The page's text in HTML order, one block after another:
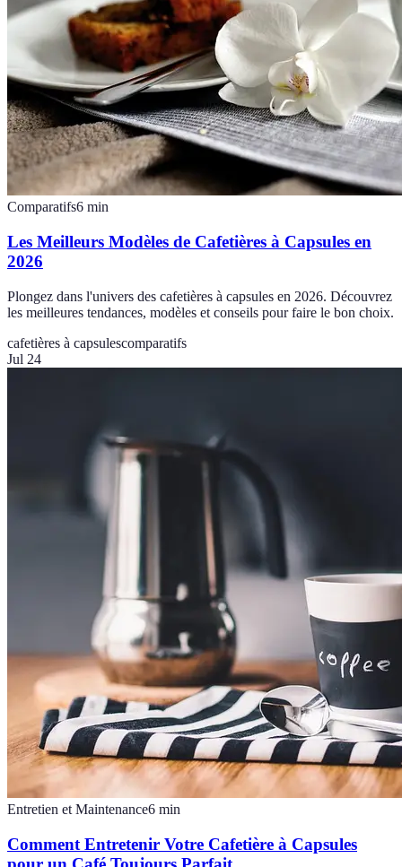
Comparatifs6 min
Les Meilleurs Modèles de Cafetières à Capsules en
2026
Plongez dans l'univers des cafetières à capsules en 2026. Découvrez
les meilleures tendances, modèles et conseils pour faire le bon choix.
cafetières à capsulescomparatifs
Jul 24
Entretien et Maintenance6 min
Comment Entretenir Votre Cafetière à Capsules